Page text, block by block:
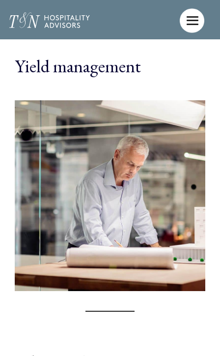
indholdet
Yield management